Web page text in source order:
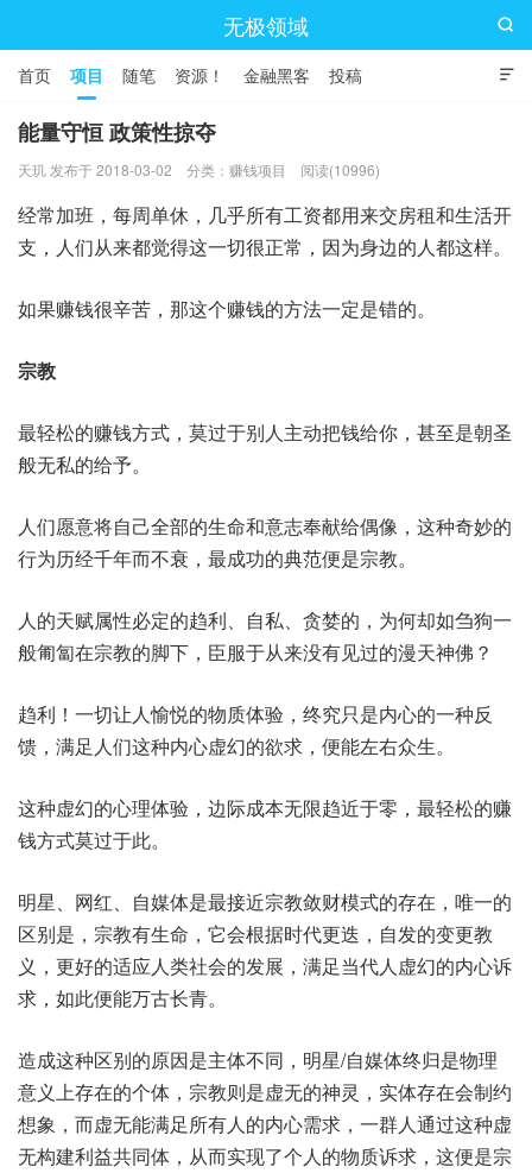
无极领域

首页 项目 随笔 资源！ 金融黑客 投稿

能量守恒 政策性掠夺
天玑 发布于 2018-03-02 分类： 赚钱项目 阅读(10996)
经常加班，每周单休，几乎所有工资都用来交房租和生活开
支，人们从来都觉得这一切很正常，因为身边的人都这样。
如果赚钱很辛苦，那这个赚钱的方法一定是错的。
宗教
最轻松的赚钱方式，莫过于别人主动把钱给你，甚至是朝圣
般无私的给予。
人们愿意将自己全部的生命和意志奉献给偶像，这种奇妙的
行为历经千年而不衰，最成功的典范便是宗教。
人的天赋属性必定的趋利、自私、贪婪的，为何却如刍狗一
般匍匐在宗教的脚下，臣服于从来没有见过的漫天神佛？
趋利！一切让人愉悦的物质体验，终究只是内心的一种反
馈，满足人们这种内心虚幻的欲求，便能左右众生。
这种虚幻的心理体验，边际成本无限趋近于零，最轻松的赚
钱方式莫过于此。
明星、网红、自媒体是最接近宗教敛财模式的存在，唯一的
区别是，宗教有生命，它会根据时代更迭，自发的变更教
义，更好的适应人类社会的发展，满足当代人虚幻的内心诉
求，如此便能万古长青。
造成这种区别的原因是主体不同，明星/自媒体终归是物理
意义上存在的个体，宗教则是虚无的神灵，实体存在会制约
想象，而虚无能满足所有人的内心需求，一群人通过这种虚
无构建利益共同体，从而实现了个人的物质诉求，这便是宗